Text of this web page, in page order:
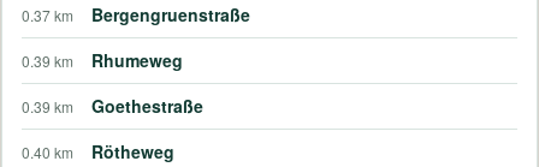
0.37 km Bergengruenstraße
0.39 km Rhumeweg
0.39 km Goethestraße
0.40 km Rötheweg